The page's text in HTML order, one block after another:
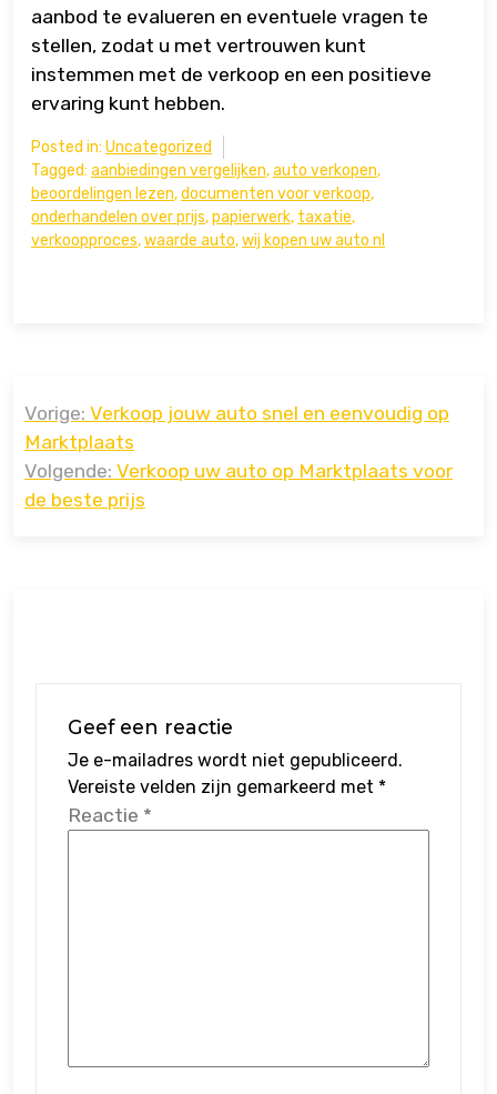
aanbod te evalueren en eventuele vragen te
stellen, zodat u met vertrouwen kunt
instemmen met de verkoop en een positieve
ervaring kunt hebben.
Posted in: Uncategorized
Tagged: aanbiedingen vergelijken,auto verkopen,
beoordelingen lezen,documenten voor verkoop,
onderhandelen over prijs,papierwerk, taxatie,
verkoopproces,waarde auto,wij kopen uw auto nl
navigatie
Vorige: Verkoop jouw auto snel en eenvoudig op
Marktplaats
Volgende: Verkoop uw auto op Marktplaats voor
de beste prijs
Geef een reactie
Je e-mailadres wordt niet gepubliceerd.
Vereiste velden zijn gemarkeerd met *
Reactie *